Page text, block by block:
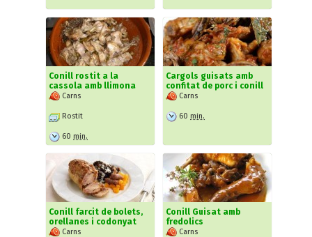
Conill rostit a la
cassola amb llimona
Carns
Rostit
60 min.
Cargols guisats amb
confitat de porc i conill
Carns
60 min.
Conill farcit de bolets,
orellanes i codonyat
Carns
Conill Guisat amb
fredolics
Carns